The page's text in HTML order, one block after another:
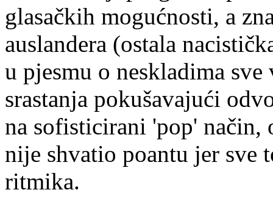
glasačkih mogućnosti, a
auslandera (ostala
u pjesmu o neskladima
srastanja pokušavajući
na sofisticirani 'pop' način,
nije shvatio poantu jer sve
ritmika.